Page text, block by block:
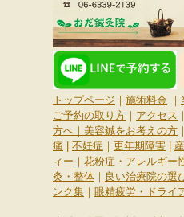
トップページ ｜ 施術料金 ｜
ご予約の取り方 ｜ アクセス ｜
方へ ｜ 美容鍼をお考えの方 ｜
痛
不妊症 ｜ 更年期障害
ィー ｜ 花粉症・アレルギー
灸・整体 ｜ 良い治療院の選
ンク集 ｜ 眼精疲労・ドライ